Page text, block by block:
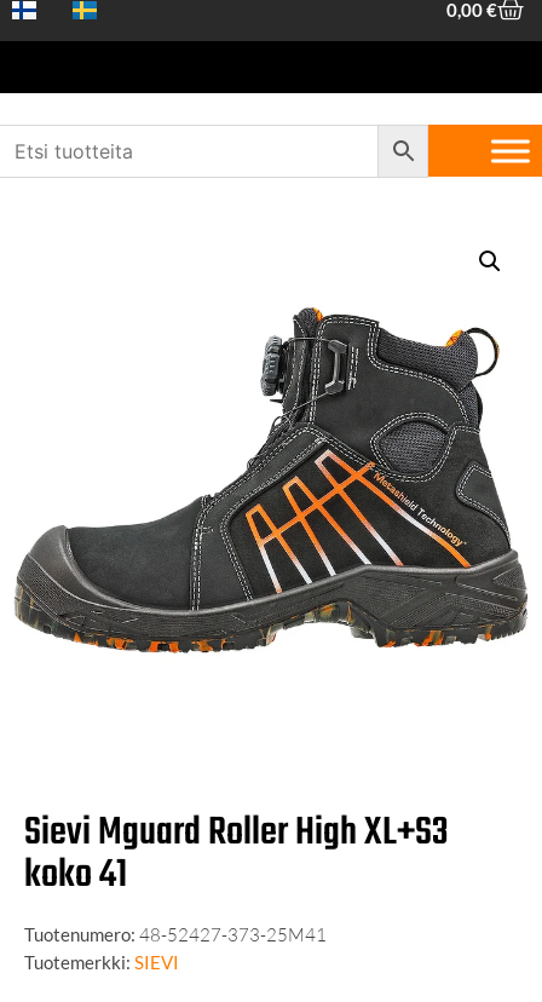
0,00€
Etusivu Työvaatteet ja -suojaimet
Kesä työ- ja
/ Sievi Mguard Roller High XL+S3 koko 41
Sievi Mguard Roller High XL+S3
koko 41
Tuotenumero: 48-52427-373-25M41
Tuotemerkki: SIEVI